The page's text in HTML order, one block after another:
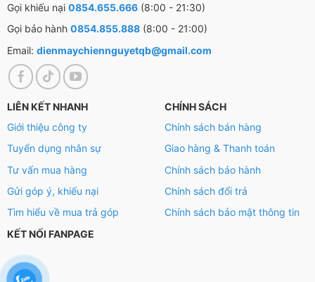
*Hình ảnh chỉ mang tính chất minh họa sản phẩm
Động cơ – Công nghệ tiết kiệm điện
– AWM8-316K(B) sở hữu động cơtruyền động gián tiếp
bằng dây curoacho phép người dùng có thể sở hữu
máy với giá thành phải chăng mà vẫn giữ được tính ổn
– Máy giặt đạt chuẩn 5 sao năng lượng với hiệu suất sử
dụng điện10.4 Wh/kg.
Gọi khiếu nại 0854.655.666 (8:00 - 21:30)
Gọi bảo hành 0854.855.888 (8:00 - 21:00)
Email: dienmaychiennguyetqb@gmail.com
LIÊN KẾT NHANH
Giới thiệu công ty
Tuyển dụng nhân sự
Tư vấn mua hàng
Gửi góp ý, khiếu nại
Tìm hiểu về mua trả góp
CHÍNH SÁCH
Chính sách bán hàng
Giao hàng & Thanh toán
Chính sách bảo hành
Chính sách đổi trả
Chính sách bảo mật thông tin
KẾT NỐI FANPAGE